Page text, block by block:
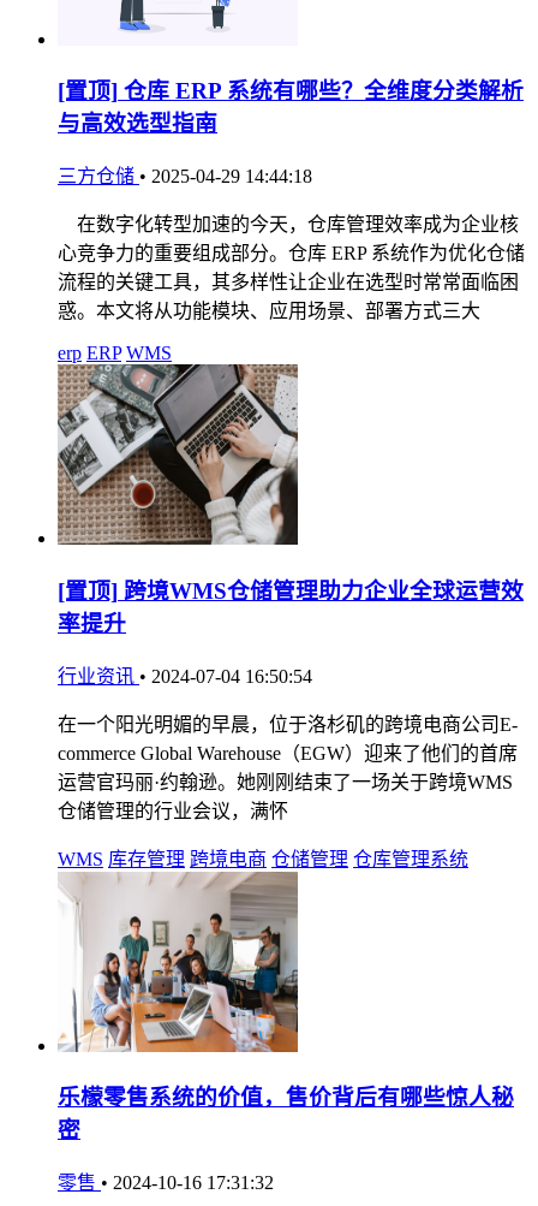
[置顶] 仓库 ERP 系统有哪些？全维度分类解析
与高效选型指南
三方仓储 • 2025-04-29 14:44:18
在数字化转型加速的今天，仓库管理效率成为企业核
心竞争力的重要组成部分。仓库 ERP 系统作为优化仓储
流程的关键工具，其多样性让企业在选型时常常面临困
惑。本文将从功能模块、应用场景、部署方式三大
erp ERP WMS
[置顶] 跨境WMS仓储管理助力企业全球运营效
率提升
行业资讯 • 2024-07-04 16:50:54
在一个阳光明媚的早晨，位于洛杉矶的跨境电商公司E-
commerce Global Warehouse（EGW）迎来了他们的首席
运营官玛丽·约翰逊。她刚刚结束了一场关于跨境WMS
仓储管理的行业会议，满怀
WMS 库存管理 跨境电商 仓储管理 仓库管理系统
乐檬零售系统的价值，售价背后有哪些惊人秘
密
零售 • 2024-10-16 17:31:32